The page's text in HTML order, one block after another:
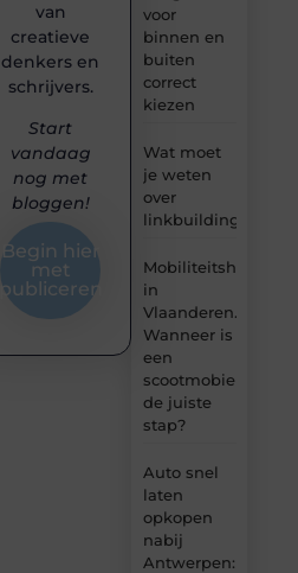
voor
binnen en
buiten
correct
kiezen
Wat moet
je weten
over
linkbuilding?
in
Vlaanderen.
Wanneer is
een
scootmobiel
de juiste
stap?
Auto snel
laten
opkopen
nabij
Antwerpen:
van
creatieve
denkers en
schrijvers.
Start
vandaag
nog met
bloggen!
Begin hier
met
publiceren